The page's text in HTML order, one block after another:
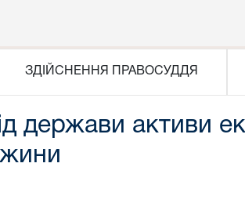
ЗДІЙСНЕННЯ ПРАВОСУДДЯ
держави активи